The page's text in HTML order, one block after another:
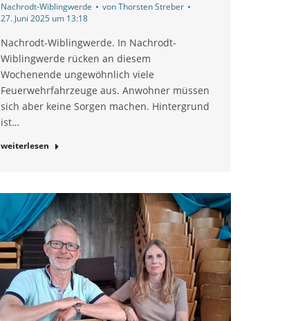
Nachrodt-Wiblingwerde vonThorsten Streber
27. Juni 2025 um 13:18
Nachrodt-Wiblingwerde. In Nachrodt-
Wiblingwerde rücken an diesem
Wochenende ungewöhnlich viele
Feuerwehrfahrzeuge aus. Anwohner müssen
sich aber keine Sorgen machen. Hintergrund
ist…
weiterlesen